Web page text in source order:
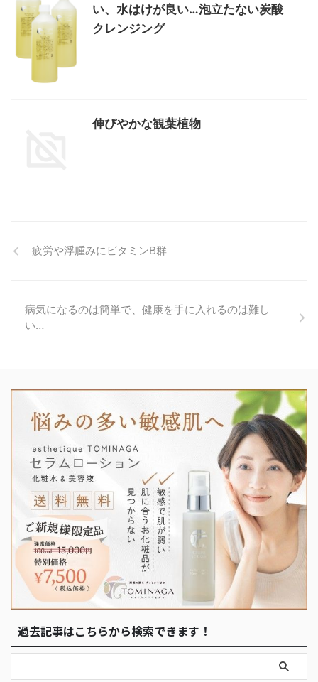
い、水はけが良い…泡立たない炭酸
クレンジング
伸びやかな観葉植物
疲労や浮腫みにビタミンB群
病気になるのは簡単で、健康を手に入れるのは難し
い…
過去記事はこちらから検索できます！